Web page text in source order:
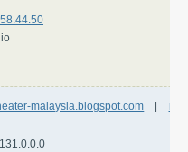
malaysia.blogspot.com |